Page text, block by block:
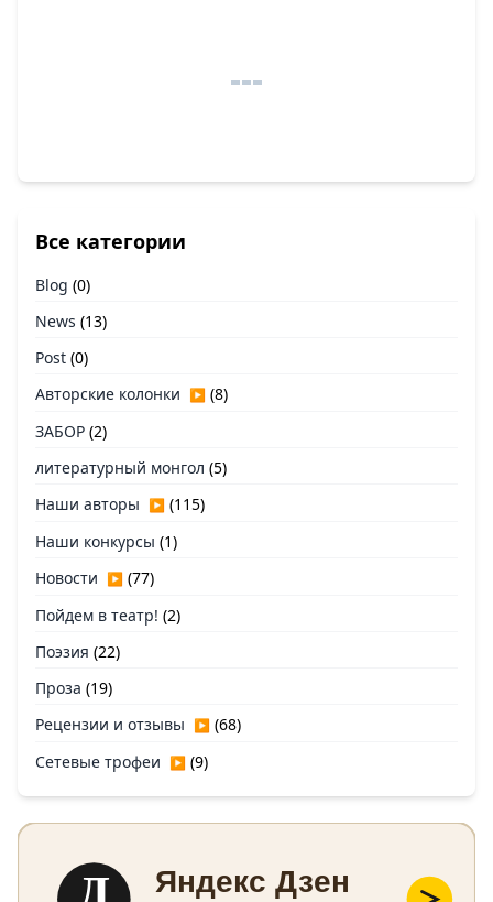
Все категории
Blog (0)
News (13)
Post (0)
Авторские колонки ▶ (8)
ЗАБОР (2)
литературный монгол (5)
Наши авторы ▶ (115)
Наши конкурсы (1)
Новости ▶ (77)
Пойдем в театр! (2)
Поэзия (22)
Проза (19)
Рецензии и отзывы ▶ (68)
Сетевые трофеи ▶ (9)
Яндекс Дзен